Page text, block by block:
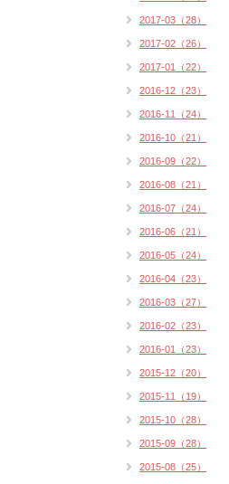
2017-03（28）
2017-02（26）
2017-01（22）
2016-12（23）
2016-11（24）
2016-10（21）
2016-09（22）
2016-08（21）
2016-07（24）
2016-06（21）
2016-05（24）
2016-04（23）
2016-03（27）
2016-02（23）
2016-01（23）
2015-12（20）
2015-11（19）
2015-10（28）
2015-09（28）
2015-08（25）